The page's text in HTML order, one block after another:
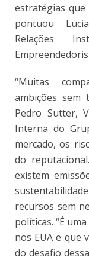
estratégias que
pontuou
Relações
“Muitas
ambições sem
Pedro Sutter,
Interna do
mercado, os
do
existem
recursos sem
políticas. “É
nos EUA e que
do desafio